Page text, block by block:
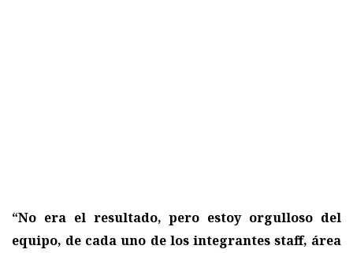
“No era el resultado, pero estoy orgulloso del
equipo, de cada uno de los integrantes staff, área